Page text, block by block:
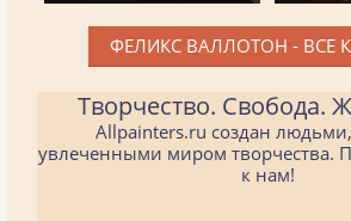
ФЕЛИКС ВАЛЛОТОН - ВСЕ
Творчество. Свобода.
Allpainters.ru создан
увлеченными миром творчества.
к нам!